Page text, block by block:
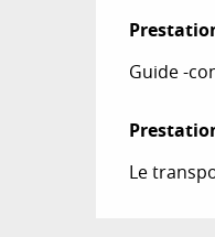
Guide -
Le